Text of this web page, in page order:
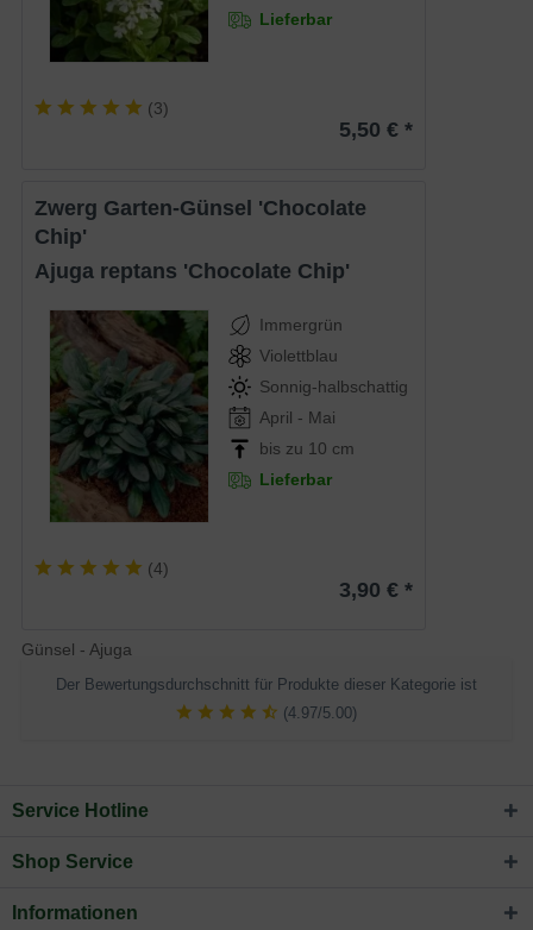
Lieferbar
(3)
5,50 € *
Zwerg Garten-Günsel 'Chocolate
Chip'
Ajuga reptans 'Chocolate Chip'
Immergrün
Violettblau
Sonnig-halbschattig
April - Mai
bis zu 10 cm
Lieferbar
(4)
3,90 € *
Günsel - Ajuga
Der Bewertungsdurchschnitt für Produkte dieser Kategorie ist
(4.97/5.00)
Service Hotline
Shop Service
Informationen